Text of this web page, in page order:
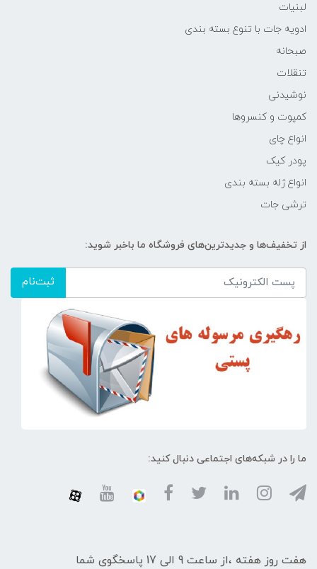
لبنیات
ادویه جات با تنوع بسته بندی
صبحانه
تنقلات
نوشیدنی
کمپوت و کنسروها
انواع چای
پودر کیک
انواع ژله بسته بندی
ترشی جات
از تخفیف‌ها و جدیدترین‌های فروشگاه ما باخبر شوید:
ثبت‌نام
ما را در شبکه‌های اجتماعی دنبال کنید:
هفت روز هفته ،از ساعت 9 الی 17 پاسخگوی شما